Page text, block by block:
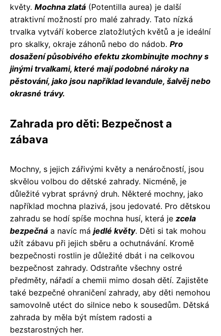
květy. Mochna zlatá (Potentilla aurea) je další
atraktivní možností pro malé zahrady. Tato nízká
trvalka vytváří koberce zlatožlutých květů a je ideální
pro skalky, okraje záhonů nebo do nádob. Pro
dosažení působivého efektu zkombinujte mochny s
jinými trvalkami, které mají podobné nároky na
pěstování, jako jsou například levandule, šalvěj nebo
okrasné trávy.
Zahrada pro děti: Bezpečnost a
zábava
Mochny, s jejich zářivými květy a nenáročností, jsou
skvělou volbou do dětské zahrady. Nicméně, je
důležité vybrat správný druh. Některé mochny, jako
například mochna plazivá, jsou jedovaté. Pro dětskou
zahradu se hodí spíše mochna husí, která je zcela
bezpečná a navíc má jedlé květy. Děti si tak mohou
užít zábavu při jejich sběru a ochutnávání. Kromě
bezpečnosti rostlin je důležité dbát i na celkovou
bezpečnost zahrady. Odstraňte všechny ostré
předměty, nářadí a chemii mimo dosah dětí. Zajistěte
také bezpečné ohraničení zahrady, aby děti nemohou
samovolně utéct do silnice nebo k sousedům. Dětská
zahrada by měla být místem radosti a
bezstarostných her.